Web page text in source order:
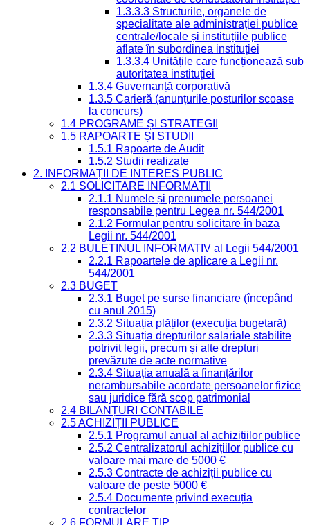
1.3.3.3 Structurile, organele de
specialitate ale administrației publice
centrale/locale și instituțiile publice
aflate în subordinea instituției
1.3.3.4 Unitățile care funcționează sub
autoritatea instituției
1.3.4 Guvernanță corporativă
1.3.5 Carieră (anunțurile posturilor scoase
la concurs)
1.4 PROGRAME ȘI STRATEGII
1.5 RAPOARTE ȘI STUDII
1.5.1 Rapoarte de Audit
1.5.2 Studii realizate
2. INFORMAȚII DE INTERES PUBLIC
2.1 SOLICITARE INFORMAȚII
2.1.1 Numele și prenumele persoanei
responsabile pentru Legea nr. 544/2001
2.1.2 Formular pentru solicitare în baza
Legii nr. 544/2001
2.2 BULETINUL INFORMATIV al Legii 544/2001
2.2.1 Rapoartele de aplicare a Legii nr.
544/2001
2.3 BUGET
2.3.1 Buget pe surse financiare (începând
cu anul 2015)
2.3.2 Situația plăților (execuția bugetară)
2.3.3 Situația drepturilor salariale stabilite
potrivit legii, precum și alte drepturi
prevăzute de acte normative
2.3.4 Situația anuală a finanțărilor
nerambursabile acordate persoanelor fizice
sau juridice fără scop patrimonial
2.4 BILANȚURI CONTABILE
2.5 ACHIZIȚII PUBLICE
2.5.1 Programul anual al achizițiilor publice
2.5.2 Centralizatorul achizițiilor publice cu
valoare mai mare de 5000 €
2.5.3 Contracte de achiziții publice cu
valoare de peste 5000 €
2.5.4 Documente privind execuția
contractelor
2.6 FORMULARE TIP